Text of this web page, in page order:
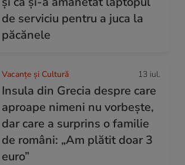
de serviciu pentru a juca la
păcănele
Vacanțe și Cultură 13 iul.
Insula din Grecia despre care
aproape nimeni nu vorbește,
dar care a surprins o familie
de români: „Am plătit doar 3
euro”